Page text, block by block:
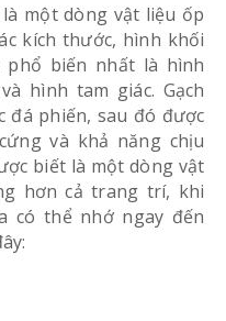
một dòng vật liệu ốp
kích thước, hình khối
phổ biến nhất là hình
hình tam giác. Gạch
đá phiến, sau đó được
và khả năng chịu
biết là một dòng vật
hơn cả trang trí, khi
có thể nhớ ngay đến